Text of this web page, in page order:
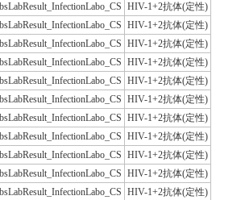
HIV-1+2抗体(定性)
HIV-1+2抗体(定性)
HIV-1+2抗体(定性)
HIV-1+2抗体(定性)
HIV-1+2抗体(定性)
HIV-1+2抗体(定性)
HIV-1+2抗体(定性)
HIV-1+2抗体(定性)
HIV-1+2抗体(定性)
HIV-1+2抗体(定性)
HIV-1+2抗体(定性)